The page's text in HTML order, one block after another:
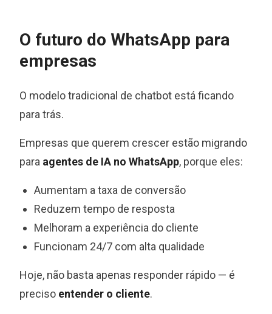
O futuro do WhatsApp para
empresas
O modelo tradicional de chatbot está ficando
para trás.
Empresas que querem crescer estão migrando
para agentes de IA no WhatsApp, porque eles:
Aumentam a taxa de conversão
Reduzem tempo de resposta
Melhoram a experiência do cliente
Funcionam 24/7 com alta qualidade
Hoje, não basta apenas responder rápido — é
preciso entender o cliente.